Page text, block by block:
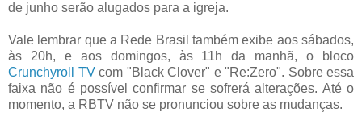
de junho serão alugados para a igreja.
Vale lembrar que a Rede Brasil também exibe aos sábados,
às 20h, e aos domingos, às 11h da manhã, o bloco
Crunchyroll TVcom "Black Clover" e "Re:Zero". Sobre essa
faixa não é possível confirmar se sofrerá alterações. Até o
momento, a RBTV não se pronunciou sobre as mudanças.